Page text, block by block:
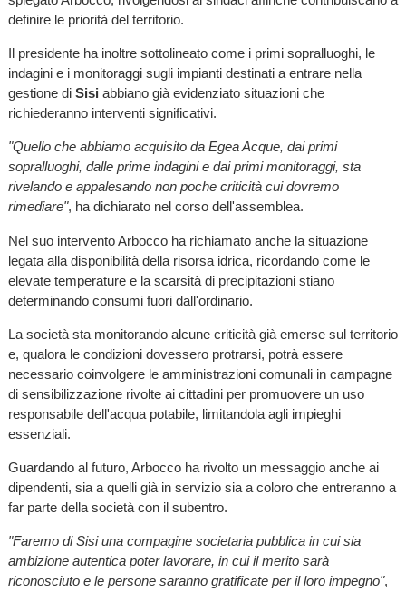
definire le priorità del territorio.
Il presidente ha inoltre sottolineato come i primi sopralluoghi, le
indagini e i monitoraggi sugli impianti destinati a entrare nella
gestione di Sisi abbiano già evidenziato situazioni che
richiederanno interventi significativi.
"Quello che abbiamo acquisito da Egea Acque, dai primi
sopralluoghi, dalle prime indagini e dai primi monitoraggi, sta
rivelando e appalesando non poche criticità cui dovremo
rimediare", ha dichiarato nel corso dell'assemblea.
Nel suo intervento Arbocco ha richiamato anche la situazione
legata alla disponibilità della risorsa idrica, ricordando come le
elevate temperature e la scarsità di precipitazioni stiano
determinando consumi fuori dall'ordinario.
La società sta monitorando alcune criticità già emerse sul territorio
e, qualora le condizioni dovessero protrarsi, potrà essere
necessario coinvolgere le amministrazioni comunali in campagne
di sensibilizzazione rivolte ai cittadini per promuovere un uso
responsabile dell'acqua potabile, limitandola agli impieghi
essenziali.
Guardando al futuro, Arbocco ha rivolto un messaggio anche ai
dipendenti, sia a quelli già in servizio sia a coloro che entreranno a
far parte della società con il subentro.
"Faremo di Sisi una compagine societaria pubblica in cui sia
ambizione autentica poter lavorare, in cui il merito sarà
riconosciuto e le persone saranno gratificate per il loro impegno",